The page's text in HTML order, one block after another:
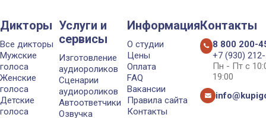
Дикторы
Все дикторы
Мужские
голоса
Женские
голоса
Детские
голоса
Услуги и
сервисы
Изготовление
аудиороликов
Сценарии
аудиороликов
Автоответчики
Озвучка
Информация
О студии
Цены
Оплата
FAQ
Вакансии
Правила сайта
Контакты
Контакты
8 800 200-
+7 (930)
Пн - Пт с
19:00